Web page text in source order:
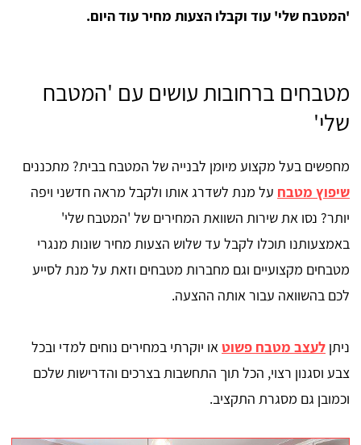
'המטבח שלי' עוד וקבלו הצעות מחיר עוד היום.
מטבחים ברחובות עושים עם 'המטבח
שלי'
מחפשים בעל מקצוע מיומן לבנייה של המטבח בבית? מתכננים
שיפוץ מטבח על מנת לשדרג אותו ולקבל מראה חדשני ויפה
יותר? נסו את שירות השוואת המחירים של 'המטבח שלי'
באמצעותנו תוכלו לקבל עד שלוש הצעות מחיר שונות מנגרי
מטבחים מקצועיים וגם מחברות מטבחים וזאת על מנת לסייע
לכם בהשוואה עבור אותה ההצעה.
ניתן לעצב מטבח פשוטאו יוקרתי במחירים נוחים למדי ובכל
צבע וסגנון רצוי, הכל תוך התחשבות בצרכים והדרישות שלכם
וכמובן גם מסגרת התקציב.